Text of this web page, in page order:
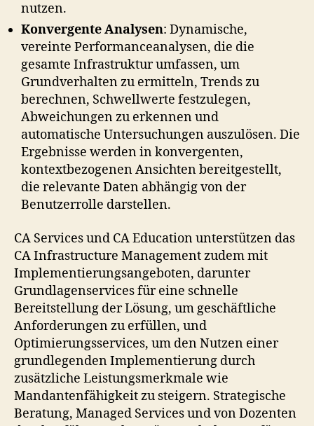
nutzen.
Konvergente Analysen: Dynamische,
vereinte Performanceanalysen, die die
gesamte Infrastruktur umfassen, um
Grundverhalten zu ermitteln, Trends zu
berechnen, Schwellwerte festzulegen,
Abweichungen zu erkennen und
automatische Untersuchungen auszulösen. Die
Ergebnisse werden in konvergenten,
kontextbezogenen Ansichten bereitgestellt,
die relevante Daten abhängig von der
Benutzerrolle darstellen.
CA Services und CA Education unterstützen das
CA Infrastructure Management zudem mit
Implementierungsangeboten, darunter
Grundlagenservices für eine schnelle
Bereitstellung der Lösung, um geschäftliche
Anforderungen zu erfüllen, und
Optimierungsservices, um den Nutzen einer
grundlegenden Implementierung durch
zusätzliche Leistungsmerkmale wie
Mandantenfähigkeit zu steigern. Strategische
Beratung, Managed Services und von Dozenten